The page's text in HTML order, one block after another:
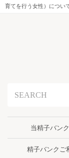
ゲ
育てを行う女性）につい
当精子バン
精子バンクご